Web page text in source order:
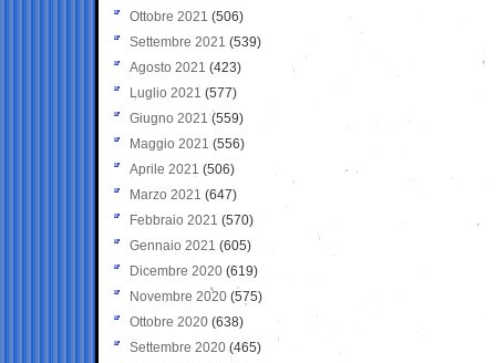
Ottobre 2021 (506)
Settembre 2021 (539)
Agosto 2021 (423)
Luglio 2021 (577)
Giugno 2021(559)
Maggio 2021 (556)
Aprile 2021 (506)
Marzo 2021 (647)
Febbraio 2021 (570)
Gennaio 2021 (605)
Dicembre 2020 (619)
Novembre 2020 (575)
Ottobre 2020 (638)
Settembre 2020(465)